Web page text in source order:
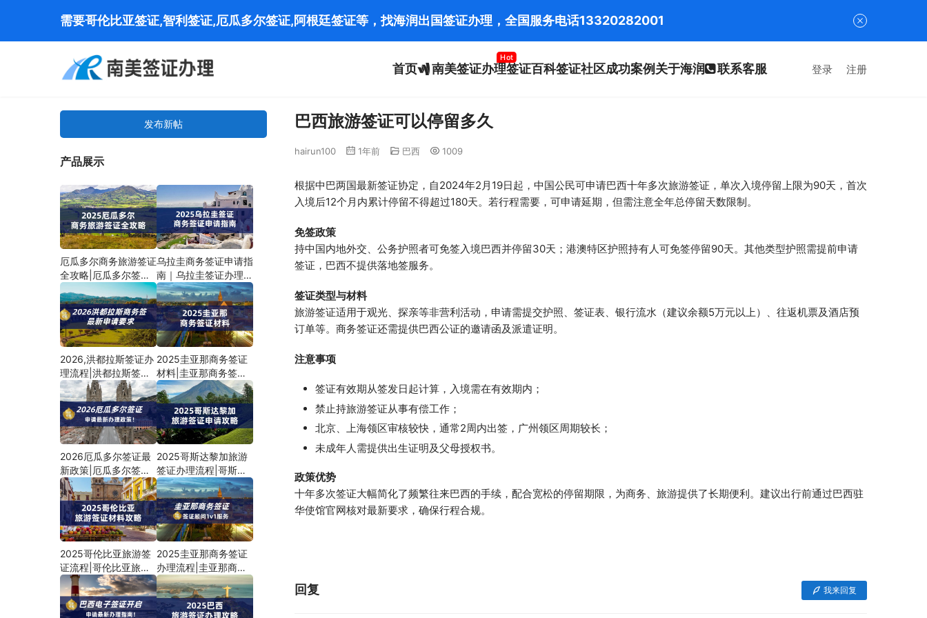
首页 南美签证办理
Hot
签证百科签证社区成功案例关于海润 联系客服 登录 注册
巴西旅游签证可以停留多久
hairun100 1年前 巴西 1009
根据中巴两国最新签证协定，自2024年2月19日起，中国公民可申请巴西十年多次旅游签证，单次入境停留上限为90天，首次
入境后12个月内累计停留不得超过180天。若行程需要，可申请延期，但需注意全年总停留天数限制。
免签政策
持中国内地外交、公务护照者可免签入境巴西并停留30天；港澳特区护照持有人可免签停留90天。其他类型护照需提前申请
签证，巴西不提供落地签服务。
签证类型与材料
旅游签证适用于观光、探亲等非营利活动，申请需提交护照、签证表、银行流水（建议余额5万元以上）、往返机票及酒店预
订单等。商务签证还需提供巴西公证的邀请函及派遣证明。
注意事项
签证有效期从签发日起计算，入境需在有效期内；
禁止持旅游签证从事有偿工作；
北京、上海领区审核较快，通常2周内出签，广州领区周期较长；
未成年人需提供出生证明及父母授权书。
政策优势
十年多次签证大幅简化了频繁往来巴西的手续，配合宽松的停留期限，为商务、旅游提供了长期便利。建议出行前通过巴西驻
华使馆官网核对最新要求，确保行程合规。
回复 我来回复
发布新帖
产品展示
厄瓜多尔商务旅游签证
全攻略|厄瓜多尔签证
办理流程
乌拉圭商务签证申请指
南｜乌拉圭签证办理流
程
2026,洪都拉斯签证办
理流程|洪都拉斯签证
申请材料
2025圭亚那商务签证
材料|圭亚那商务签证
流程
2026厄瓜多尔签证最
新政策|厄瓜多尔签证
申请材料
2025哥斯达黎加旅游
签证办理流程|哥斯达
黎加旅游签证材料
2025哥伦比亚旅游签
证流程|哥伦比亚旅游
签证材料攻略
2025圭亚那商务签证
办理流程|圭亚那商务
签证材料要求
需要哥伦比亚签证,智利签证,厄瓜多尔签证,阿根廷签证等，找海润出国签证办理，全国服务电话13320282001